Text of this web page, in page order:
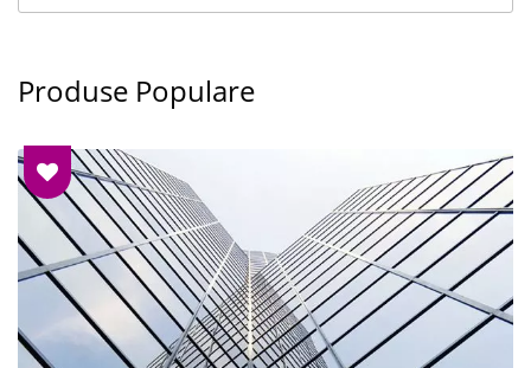
Produse Populare